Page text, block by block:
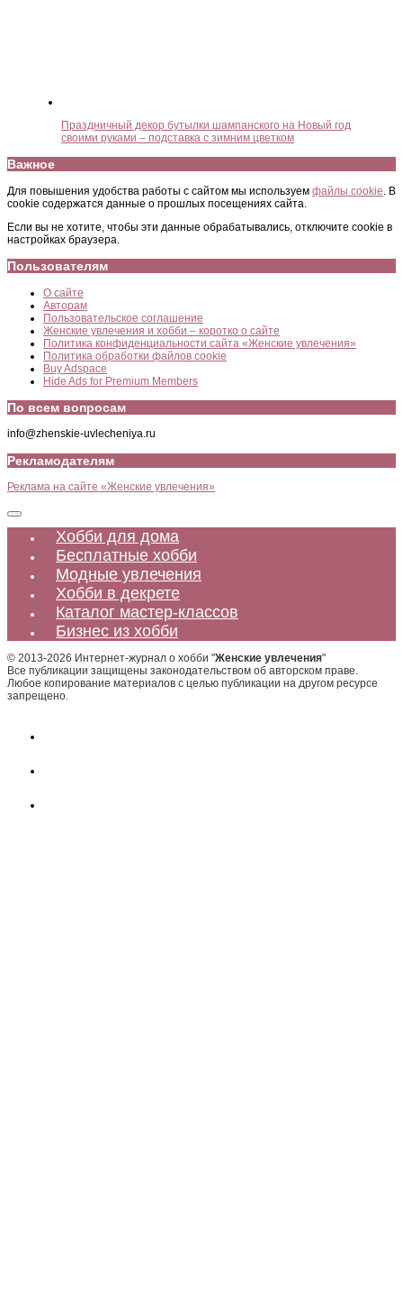
Праздничный декор бутылки шампанского на Новый год
своими руками – подставка с зимним цветком
Важное
Для повышения удобства работы с сайтом мы используем файлы cookie . В
cookie содержатся данные о прошлых посещениях сайта.
Если вы не хотите, чтобы эти данные обрабатывались, отключите cookie в
настройках браузера.
Пользователям
О сайте
Авторам
Пользовательское соглашение
Женские увлечения и хобби – коротко о сайте
Политика конфиденциальности сайта «Женские увлечения»
Политика обработки файлов cookie
Buy Adspace
Hide Ads for Premium Members
По всем вопросам
info@zhenskie-uvlecheniya.ru
Рекламодателям
Реклама на сайте «Женские увлечения»
Хобби для дома
Бесплатные хобби
Модные увлечения
Хобби в декрете
Каталог мастер-классов
Бизнес из хобби
© 2013-2026 Интернет-журнал о хобби "Женские увлечения"
Все публикации защищены законодательством об авторском праве.
Любое копирование материалов с целью публикации на другом ресурсе
запрещено.